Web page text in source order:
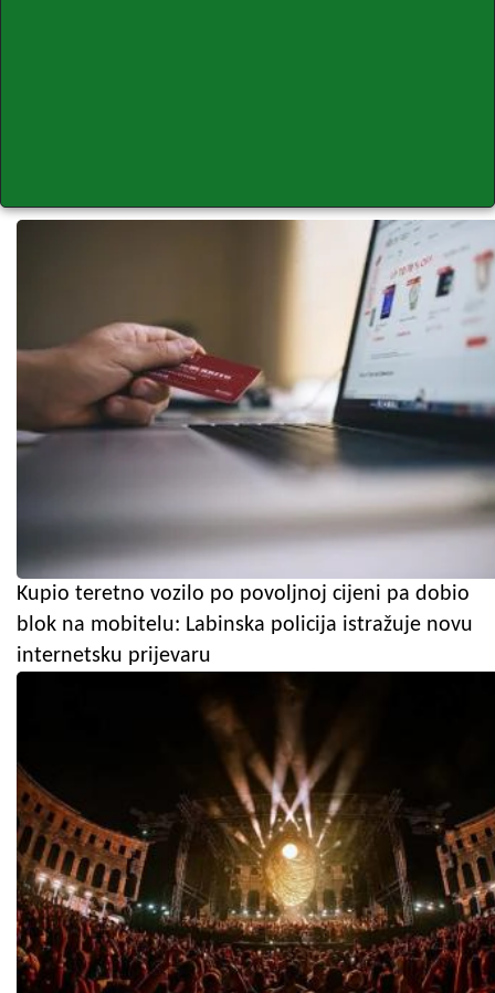
Kupio teretno vozilo po povoljnoj cijeni pa dobio
blok na mobitelu: Labinska policija istražuje novu
internetsku prijevaru